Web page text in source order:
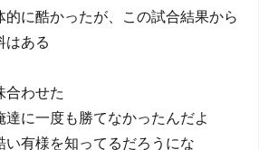
的に酷かったが、この試合結果から
はある
合わせた
に一度も勝てなかったんだよ
い有様を知ってるだろうにな